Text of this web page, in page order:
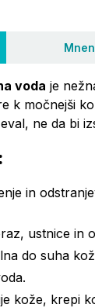
voda je
k močnejši
ne da bi
in
ustnice in
do suha
kože, krepi